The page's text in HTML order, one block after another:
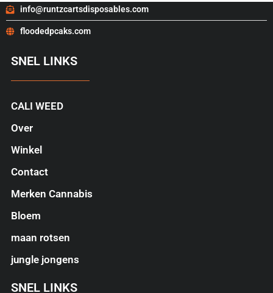
info@runtzcartsdisposables.com
floodedpcaks.com
SNEL LINKS
CALI WEED
Over
Winkel
Contact
Merken Cannabis
Bloem
maan rotsen
jungle jongens
SNEL LINKS